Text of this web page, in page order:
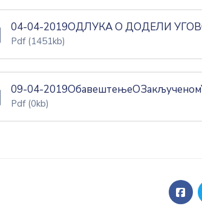
04-04-2019ОДЛУКА О ДОДЕЛИ
Pdf (1451kb)
09-04-
Pdf (0kb)